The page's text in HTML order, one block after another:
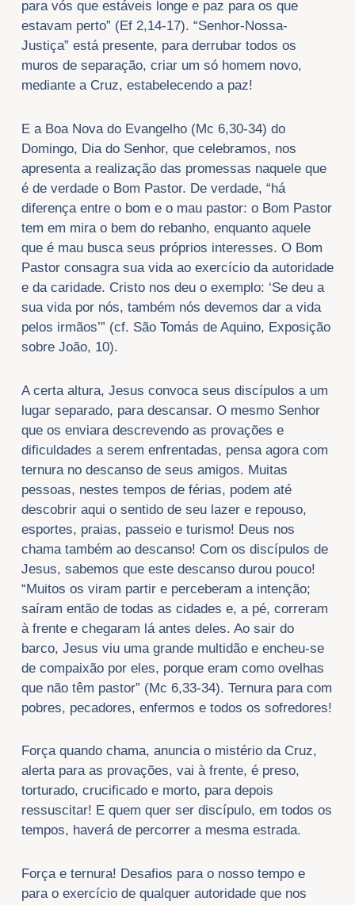
para vós que estáveis longe e paz para os que
estavam perto” (Ef 2,14-17). “Senhor-Nossa-
Justiça” está presente, para derrubar todos os
muros de separação, criar um só homem novo,
mediante a Cruz, estabelecendo a paz!
E a Boa Nova do Evangelho (Mc 6,30-34) do
Domingo, Dia do Senhor, que celebramos, nos
apresenta a realização das promessas naquele que
é de verdade o Bom Pastor. De verdade, “há
diferença entre o bom e o mau pastor: o Bom Pastor
tem em mira o bem do rebanho, enquanto aquele
que é mau busca seus próprios interesses. O Bom
Pastor consagra sua vida ao exercício da autoridade
e da caridade. Cristo nos deu o exemplo: ‘Se deu a
sua vida por nós, também nós devemos dar a vida
pelos irmãos’” (cf. São Tomás de Aquino, Exposição
sobre João, 10).
A certa altura, Jesus convoca seus discípulos a um
lugar separado, para descansar. O mesmo Senhor
que os enviara descrevendo as provações e
dificuldades a serem enfrentadas, pensa agora com
ternura no descanso de seus amigos. Muitas
pessoas, nestes tempos de férias, podem até
descobrir aqui o sentido de seu lazer e repouso,
esportes, praias, passeio e turismo! Deus nos
chama também ao descanso! Com os discípulos de
Jesus, sabemos que este descanso durou pouco!
“Muitos os viram partir e perceberam a intenção;
saíram então de todas as cidades e, a pé, correram
à frente e chegaram lá antes deles. Ao sair do
barco, Jesus viu uma grande multidão e encheu-se
de compaixão por eles, porque eram como ovelhas
que não têm pastor” (Mc 6,33-34). Ternura para com
pobres, pecadores, enfermos e todos os sofredores!
Força quando chama, anuncia o mistério da Cruz,
alerta para as provações, vai à frente, é preso,
torturado, crucificado e morto, para depois
ressuscitar! E quem quer ser discípulo, em todos os
tempos, haverá de percorrer a mesma estrada.
Força e ternura! Desafios para o nosso tempo e
para o exercício de qualquer autoridade que nos